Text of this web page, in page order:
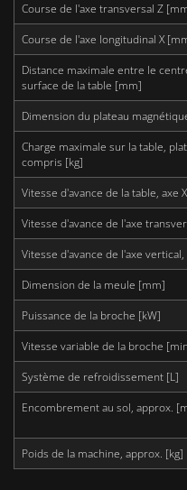
Course de l'axe transversal Z
Course de l'axe longitudinal X
Distance maximale entre le
surface de la table [mm]
Dimension du plateau
Charge maximale sur la table,
compris [kg]
Vitesse d'avance de la table, axe
Vitesse d'avance de l'axe
Vitesse d'avance de l'axe
Dimension de la meule [mm]
Puissance de la broche [kW]
Vitesse variable de la broche [min
Système de refroidissement [L]
Encombrement au sol, approx.
Poids de la machine, approx. [kg]